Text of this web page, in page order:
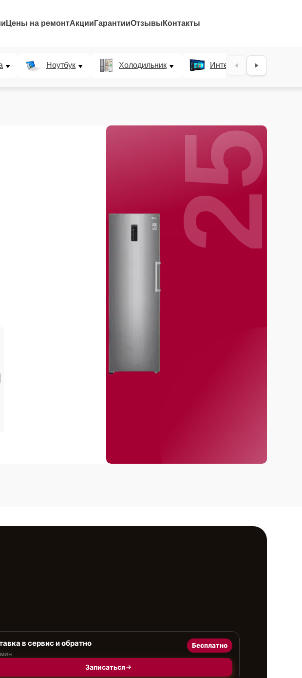
Цены на ремонтАкции ГарантииОтзывы Контакты
Ноутбук Холодильник Интерактивные панели
25%
в сервис и обратно Бесплатно
Записаться